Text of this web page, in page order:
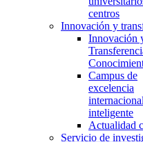
centros
Innovación y
Innovación
Campus de
excelencia
inteligente
Actualidad
Servicio de